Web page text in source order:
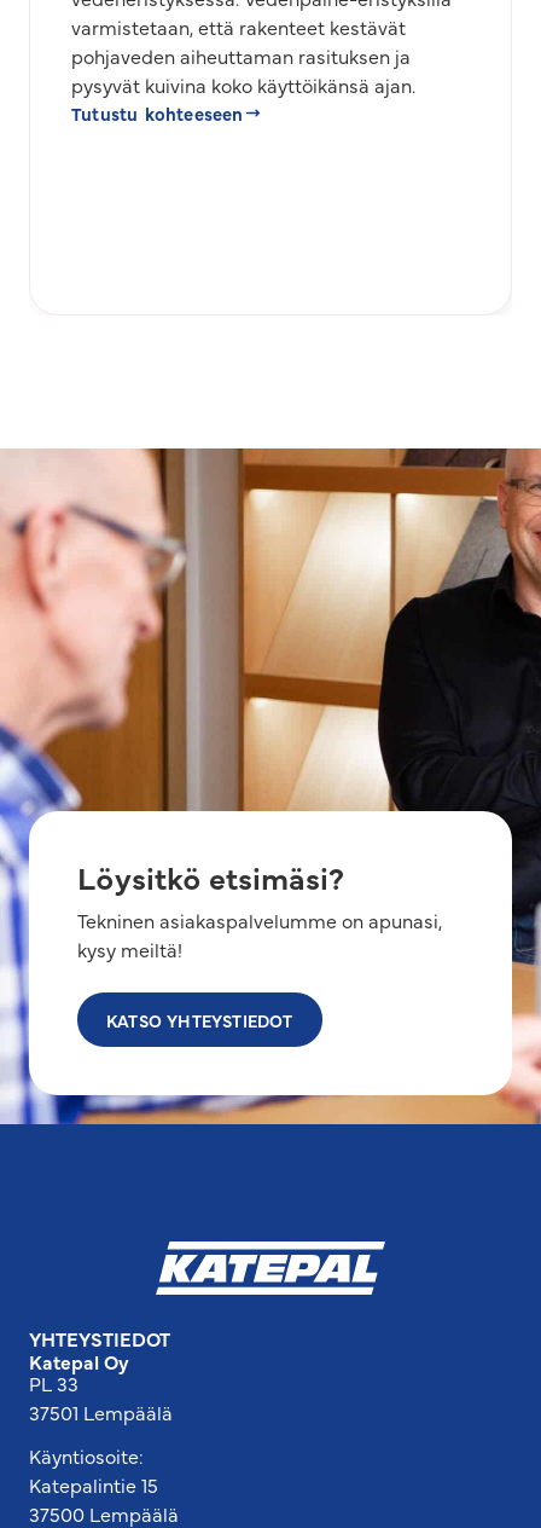
varmistetaan, että rakenteet kestävät
pohjaveden aiheuttaman rasituksen ja
pysyvät kuivina koko käyttöikänsä ajan.
Tutustu kohteeseen
Löysitkö etsimäsi?
Tekninen asiakaspalvelumme on apunasi,
kysy meiltä!
KATSO YHTEYSTIEDOT
YHTEYSTIEDOT
Katepal Oy
PL 33
37501 Lempäälä
Käyntiosoite:
Katepalintie 15
37500 Lempäälä